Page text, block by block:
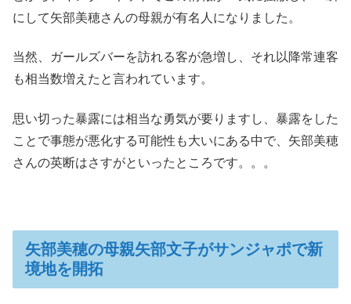
にして矢部美穂さんの母親が有名人になりました。
当然、ガールズバーを訪れる客が急増し、それ以降常連客
も相当数増えたと言われています。
思い切った暴露には相当な勇気が要りますし、暴露をした
ことで事態が悪化する可能性も大いにある中で、矢部美穂
さんの英断はさすがといったところです。。。
矢部美穂の母親矢部文子がサンジャポで新
境地を開拓